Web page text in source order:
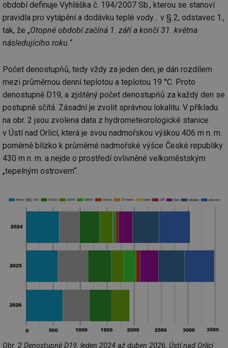
období definuje Vyhláška č. 194/2007 Sb., kterou se stanoví
pravidla pro vytápění a dodávku teplé vody… v § 2, odstavec 1.,
tak, že „Otopné období začíná 1. září a končí 31. května
následujícího roku.“
Počet denostupňů, tedy vždy za jeden den, je dán rozdílem
mezi průměrnou denní teplotou a teplotou 19 °C. Proto
denostupně D19, a zjištěný počet denostupňů za každý den se
postupně sčítá. Zásadní je zvolit správnou lokalitu. V příkladu
na obr. 2 jsou zvolena data z hydrometeorologické stanice
v Ústí nad Orlicí, která je svou nadmořskou výškou 406 m n. m.
poměrně blízko k průměrné nadmořské výšce České republiky
430 m n. m. a nejde o prostředí ovlivněné velkoměstským
„tepelným ostrovem“.
Obr. 2 Denostupně D19, leden 2024 až duben 2026, Ústí nad Orlicí